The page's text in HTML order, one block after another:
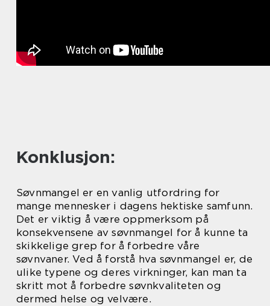
Konklusjon:
Søvnmangel er en vanlig utfordring for
mange mennesker i dagens hektiske samfunn.
Det er viktig å være oppmerksom på
konsekvensene av søvnmangel for å kunne ta
skikkelige grep for å forbedre våre
søvnvaner. Ved å forstå hva søvnmangel er, de
ulike typene og deres virkninger, kan man ta
skritt mot å forbedre søvnkvaliteten og
dermed helse og velvære.